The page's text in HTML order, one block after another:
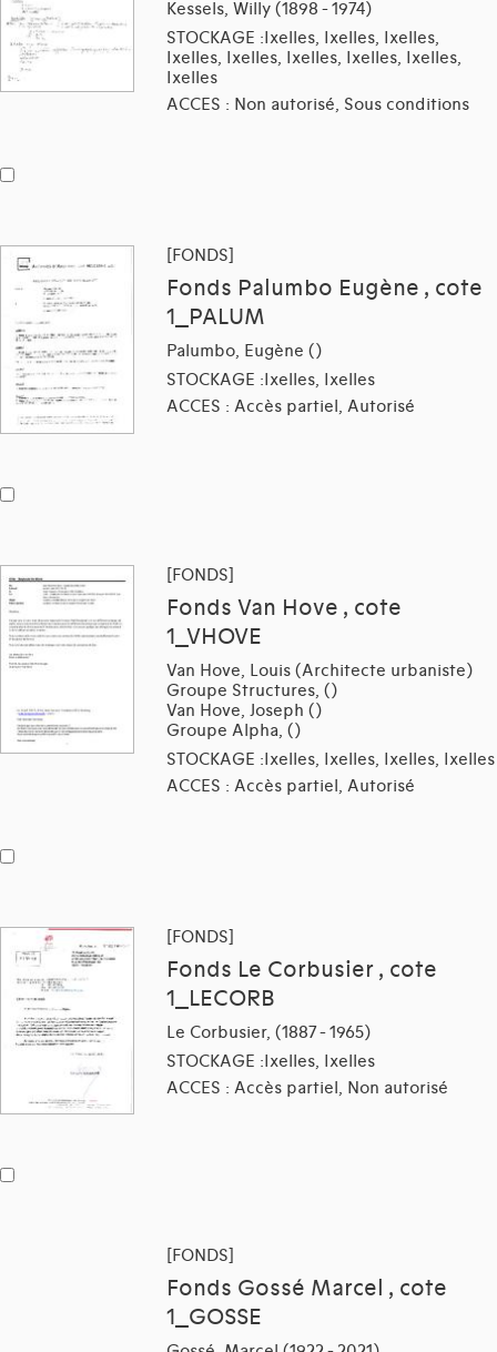
Kessels, Willy (1898 - 1974)
STOCKAGE :Ixelles, Ixelles, Ixelles,
Ixelles, Ixelles, Ixelles, Ixelles, Ixelles,
Ixelles
ACCES : Non autorisé, Sous conditions
[FONDS]
Fonds Palumbo Eugène , cote
1_PALUM
Palumbo, Eugène ()
STOCKAGE :Ixelles, Ixelles
ACCES : Accès partiel, Autorisé
[FONDS]
Fonds Van Hove , cote
1_VHOVE
Van Hove, Louis (Architecte urbaniste)
Groupe Structures, ()
Van Hove, Joseph ()
Groupe Alpha, ()
STOCKAGE :Ixelles, Ixelles, Ixelles, Ixelles
ACCES : Accès partiel, Autorisé
[FONDS]
Fonds Le Corbusier , cote
1_LECORB
Le Corbusier, (1887 - 1965)
STOCKAGE :Ixelles, Ixelles
ACCES : Accès partiel, Non autorisé
[FONDS]
Fonds Gossé Marcel , cote
1_GOSSE